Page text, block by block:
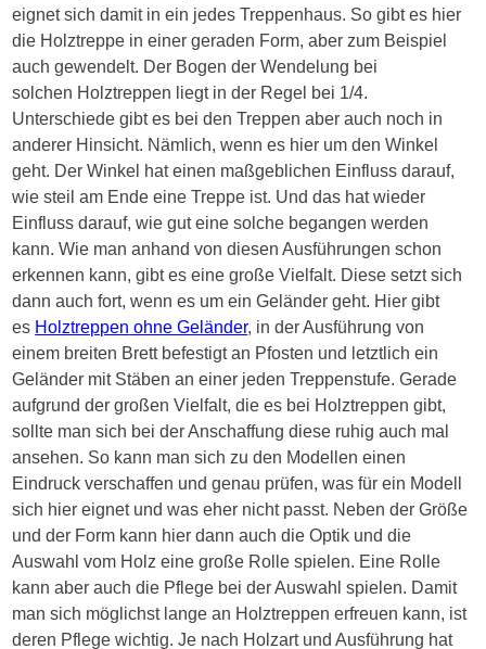
eignet sich damit in ein jedes Treppenhaus. So gibt es hier
die Holztreppe in einer geraden Form, aber zum Beispiel
auchgewendelt. Der Bogen derWendelung bei
solchen Holztreppen liegt in der Regel bei 1/4.
Unterschiede gibt es bei den Treppen aber auch noch in
anderer Hinsicht. Nämlich, wenn es hier um den Winkel
geht. Der Winkel hat einen maßgeblichen Einfluss darauf,
wie steil am Ende eine Treppe ist. Und das hat wieder
Einfluss darauf, wie gut eine solche begangen werden
kann. Wie man anhand von diesen Ausführungen schon
erkennen kann, gibt es eine große Vielfalt. Diese setzt sich
dann auch fort, wenn es um ein Geländer geht. Hier gibt
es Holztreppen ohne Geländer, in der Ausführung von
einem breiten Brett befestigt an Pfosten und letztlich ein
Geländer mit Stäben an einer jeden Treppenstufe. Gerade
aufgrund der großen Vielfalt, die es bei Holztreppen gibt,
sollte man sich bei der Anschaffung diese ruhig auch mal
ansehen. So kann man sich zu den Modellen einen
Eindruck verschaffen und genau prüfen, was für ein Modell
sich hier eignet und was eher nicht passt. Neben der Größe
und der Form kann hier dann auch die Optik und die
Auswahl vom Holz eine große Rolle spielen. Eine Rolle
kann aber auch die Pflege bei der Auswahl spielen. Damit
man sich möglichst lange an Holztreppen erfreuen kann, ist
deren Pflege wichtig. Je nach Holzart und Ausführung hat